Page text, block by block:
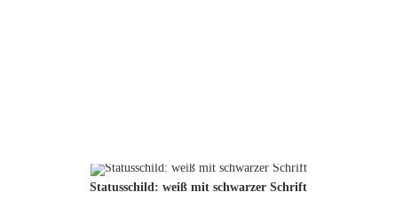
Statusschild: weiß mit schwarzer Schrift